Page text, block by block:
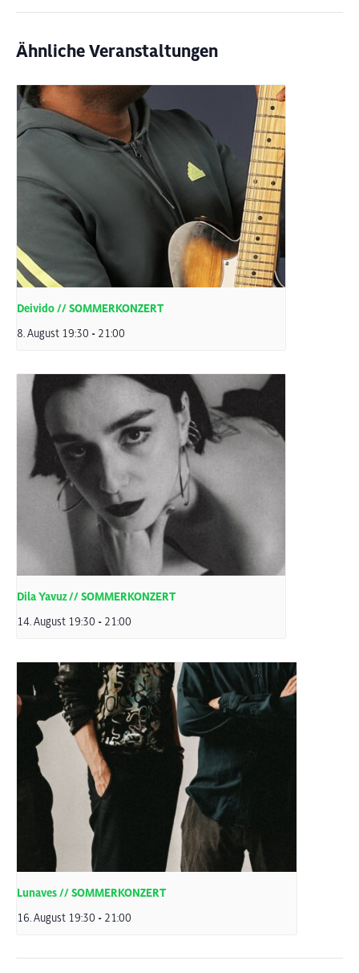
Ähnliche Veranstaltungen
Deivido // SOMMERKONZERT
8. August 19:30 - 21:00
Dila Yavuz // SOMMERKONZERT
14. August 19:30 - 21:00
Lunaves // SOMMERKONZERT
16. August 19:30 - 21:00